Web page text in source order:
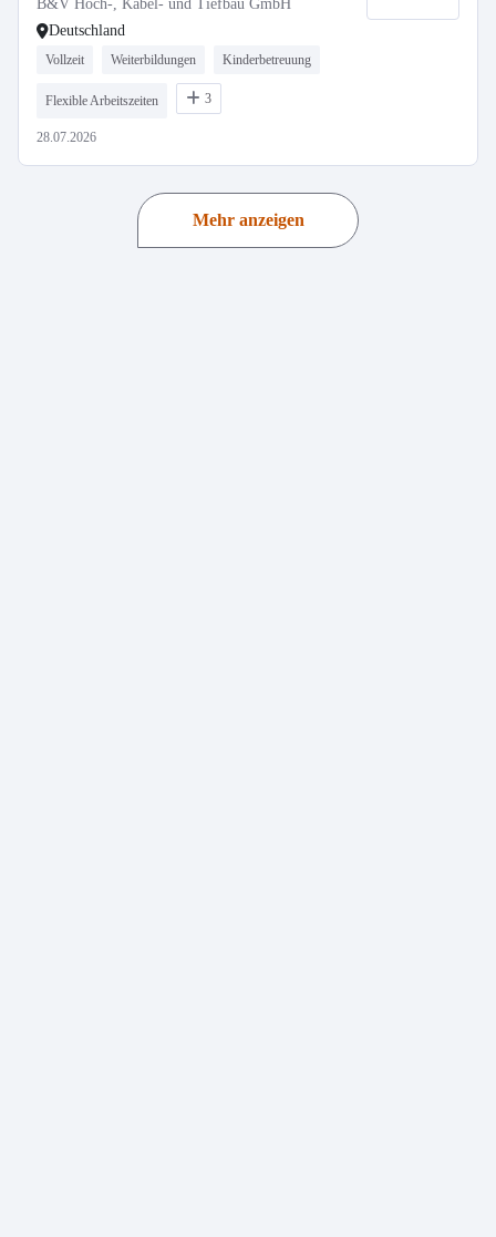
B&V Hoch-, Kabel- und Tiefbau GmbH
Deutschland
Vollzeit Weiterbildungen Kinderbetreuung
Flexible Arbeitszeiten 3
28.07.2026
Mehr anzeigen